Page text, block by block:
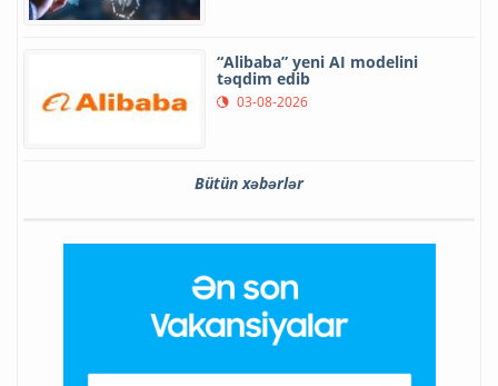
“Alibaba” yeni AI modelini
təqdim edib
03-08-2026
Bütün xəbərlər